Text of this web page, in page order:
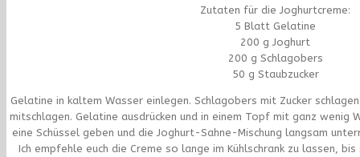
Zutaten für die Joghurtcreme:
5 Blatt Gelatine
200 g Joghurt
200 g Schlagobers
50 g Staubzucker
Gelatine in kaltem Wasser einlegen. Schlagobers mit Zucker
mitschlagen. Gelatine ausdrücken und in einem Topf mit ganz wenig
eine Schüssel geben und die Joghurt-Sahne-Mischung langsam
Ich empfehle euch die Creme so lange im Kühlschrank zu lassen,